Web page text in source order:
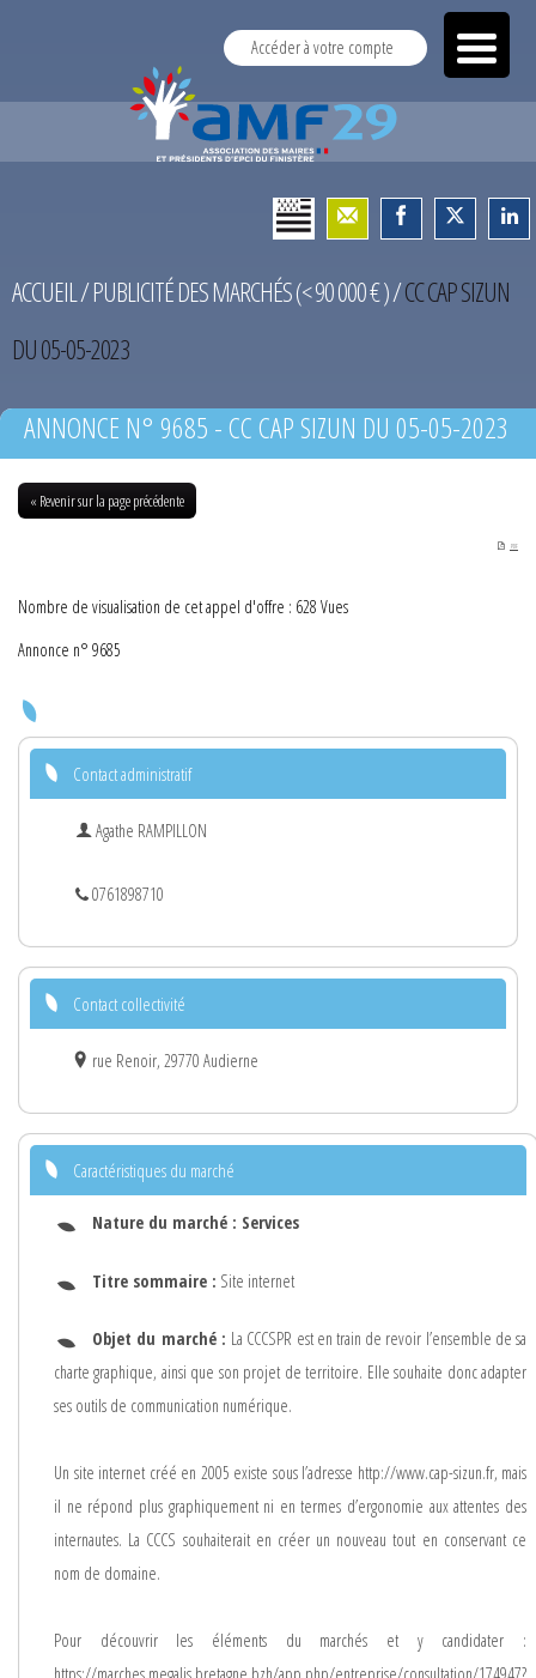
Accéder à votre compte
ACCUEIL/PUBLICITÉ DES MARCHÉS (< 90 000 € )/CC CAP SIZUN
DU 05-05-2023
ANNONCE N° 9685 - CC CAP SIZUN DU 05-05-2023
« Revenir sur la page précédente
PDF
Nombre de visualisation de cet appel d'offre : 628 Vues
Annonce n° 9685
Contact administratif
Agathe RAMPILLON
0761898710
Contact collectivité
rue Renoir, 29770 Audierne
Caractéristiques du marché
Nature du marché : Services
Titre sommaire : Site internet
Objet du marché : La CCCSPR est en train de revoir l’ensemble de sa
charte graphique, ainsi que son projet de territoire. Elle souhaite donc adapter
ses outils de communication numérique.
Un site internet créé en 2005 existe sous l’adresse http://www.cap-sizun.fr, mais
il ne répond plus graphiquement ni en termes d’ergonomie aux attentes des
internautes. La CCCS souhaiterait en créer un nouveau tout en conservant ce
nom de domaine.
Pour découvrir les éléments du marchés et y candidater :